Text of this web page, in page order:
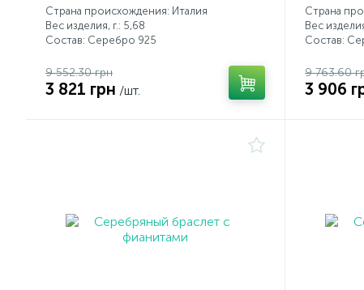
Страна происхождения: Италия
Вес изделия, г.: 5,68
Состав: Серебро 925
9 552.30 грн
3 821 грн /шт.
Страна
Вес
Состав:
9 763.60
3 906